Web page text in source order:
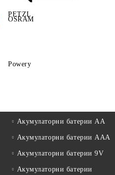
PETZL
OSRAM
Powery
Акумулаторни батерии АА
Акумулаторни батерии AAA
Акумулаторни батерии 9V
Акумулаторни батерии